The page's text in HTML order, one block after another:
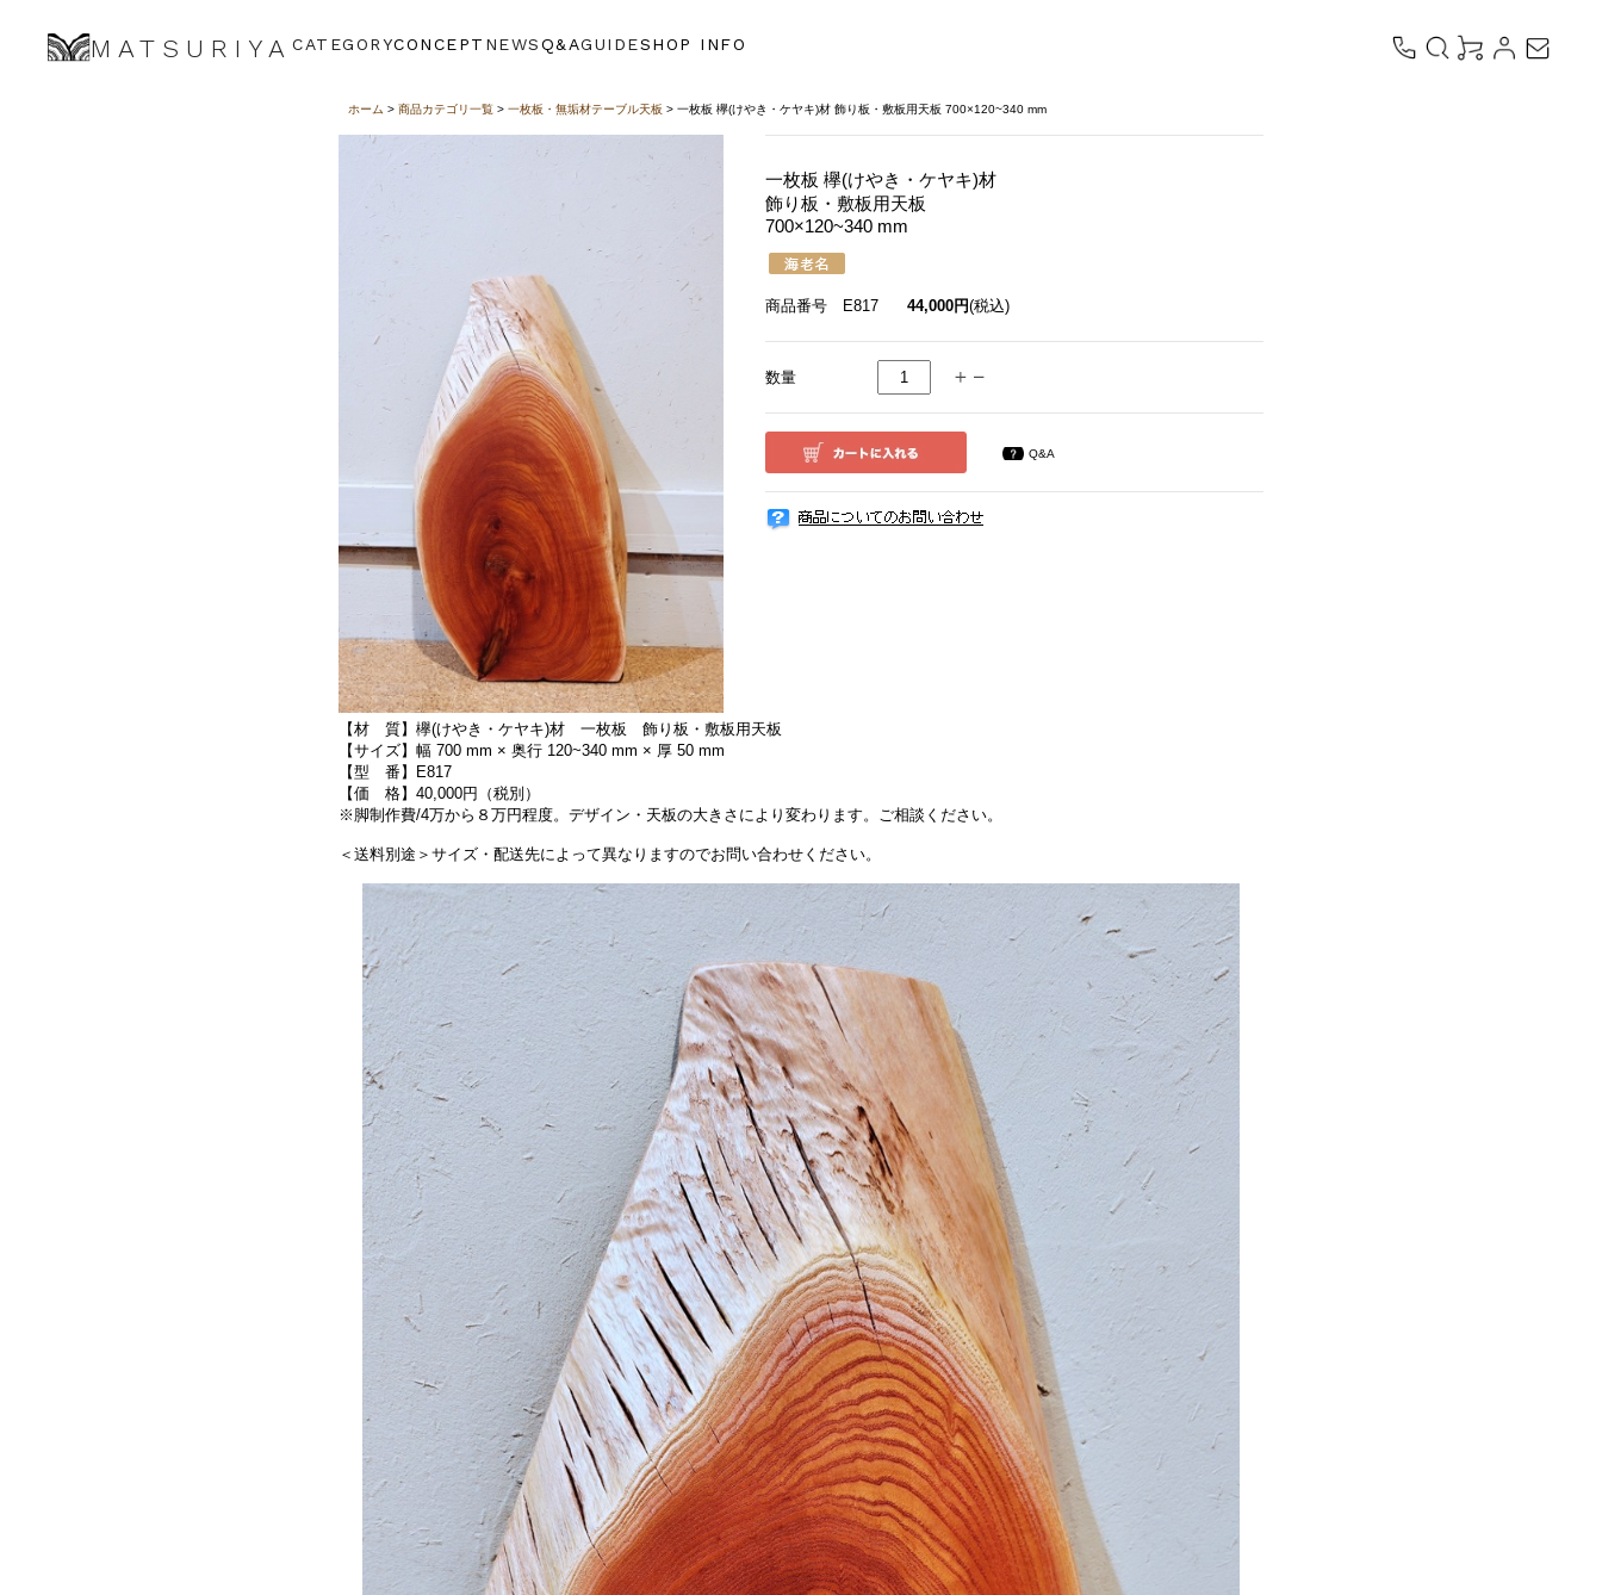
MATSURIYA CATEGORYCONCEPT NEWSQ&AGUIDESHOP INFO
ホーム > 商品カテゴリ一覧> 一枚板・無垢材テーブル天板 > 一枚板 欅(けやき・ケヤキ)材 飾り板・敷板用天板 700×120~340 mm
一枚板 欅(けやき・ケヤキ)材
飾り板・敷板用天板
700×120~340 mm
商品番号 E817 44,000円(税込)
数量
Q&A
【材 質】欅(けやき・ケヤキ)材 一枚板 飾り板・敷板用天板
【サイズ】幅 700 mm × 奥行 120~340 mm × 厚 50 mm
【型 番】E817
【価 格】40,000円（税別）
※脚制作費/4万から８万円程度。デザイン・天板の大きさにより変わります。ご相談ください。
＜送料別途＞サイズ・配送先によって異なりますのでお問い合わせください。